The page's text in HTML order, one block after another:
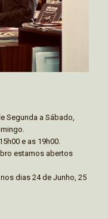
Segunda a Sábado,
e as 19h00.
estamos abertos
dias 24 de Junho, 25